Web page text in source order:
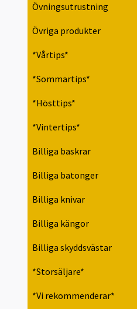
Övningsutrustning
Övriga produkter
*Vårtips*
*Sommartips*
*Hösttips*
*Vintertips*
Billiga baskrar
Billiga batonger
Billiga knivar
Billiga kängor
Billiga skyddsvästar
*Storsäljare*
*Vi rekommenderar*